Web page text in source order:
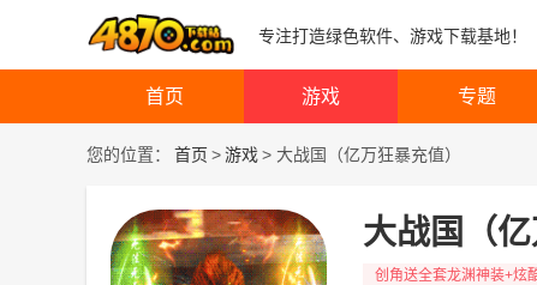
专注打造绿色软件、游戏下载基地！
首页 游戏 专题
您的位置： 首页 >游戏> 大战国（亿万狂暴充值）
大战国（亿
创角送全套龙渊神装+炫